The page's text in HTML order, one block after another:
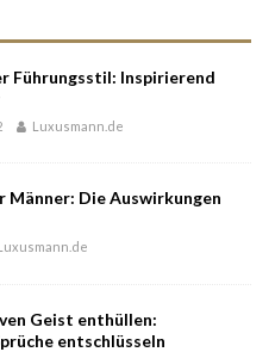
Führungsstil: Inspirierend
Luxusmann.de
Männer: Die Auswirkungen
Geist enthüllen:
entschlüsseln